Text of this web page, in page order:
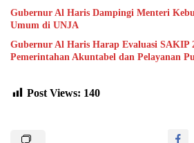
Gubernur Al Haris Dampingi Menteri
Umum di UNJA
Gubernur Al Haris Harap Evaluasi SAKIP
Pemerintahan Akuntabel dan Pelayanan
Post Views: 140